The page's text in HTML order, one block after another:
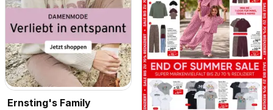
Ernsting's Family